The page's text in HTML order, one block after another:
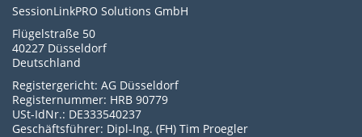
SessionLinkPRO Solutions GmbH
Flügelstraße 50
40227 Düsseldorf
Deutschland
Registergericht: AG Düsseldorf
Registernummer: HRB 90779
USt-IdNr.: DE333540237
Geschäftsführer: Dipl-Ing. (FH) Tim Proegler